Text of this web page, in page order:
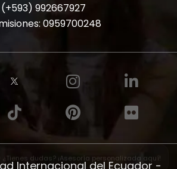
(+593) 992667927
0959700248
Internacional del Ecuador -
✨ ¿Tienes dudas? ¡Asesoría personalizada aquí!